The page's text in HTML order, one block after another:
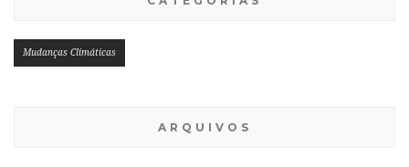
Mudanças Climáticas
ARQUIVOS